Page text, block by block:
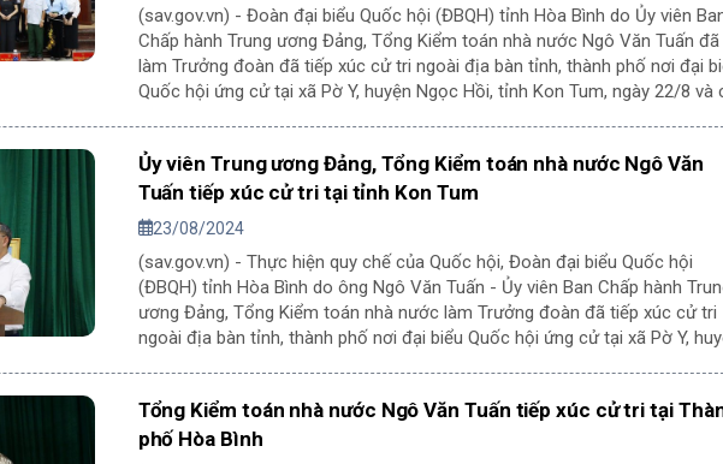
(sav.gov.vn) - Đoàn đại biểu Quốc hội (ĐBQH) tỉnh Hòa Bình do Ủy viên
Chấp hành Trung ương Đảng, Tổng Kiểm toán nhà nước Ngô Văn Tuấn đã
làm Trưởng đoàn đã tiếp xúc cử tri ngoài địa bàn tỉnh, thành phố nơi đại
Quốc hội ứng cử tại xã Pờ Y, huyện Ngọc Hồi, tỉnh Kon Tum, ngày 22/8 và
Ủy viên Trung ương Đảng, Tổng Kiểm toán nhà nước Ngô Văn
Tuấn tiếp xúc cử tri tại tỉnh Kon Tum
23/08/2024
(sav.gov.vn) - Thực hiện quy chế của Quốc hội, Đoàn đại biểu Quốc hội
(ĐBQH) tỉnh Hòa Bình do ông Ngô Văn Tuấn - Ủy viên Ban Chấp hành
ương Đảng, Tổng Kiểm toán nhà nước làm Trưởng đoàn đã tiếp xúc cử tri
ngoài địa bàn tỉnh, thành phố nơi đại biểu Quốc hội ứng cử tại xã Pờ Y,
Tổng Kiểm toán nhà nước Ngô Văn Tuấn tiếp xúc cử tri tại
phố Hòa Bình